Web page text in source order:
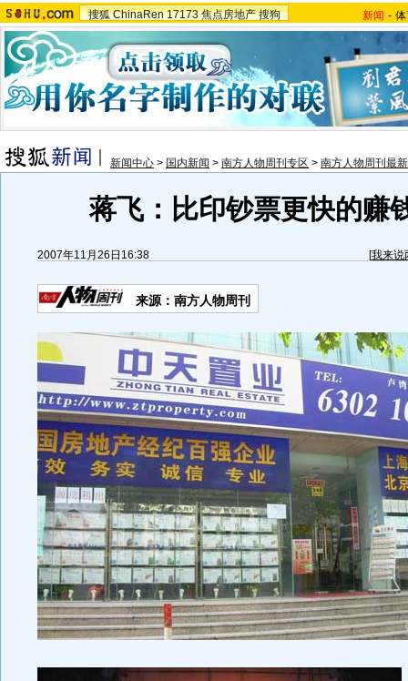
搜狐 ChinaRen 17173 焦点房地产 搜狗 新闻 -
新闻中心 > 国内新闻 > 南方人物周刊专区 > 南方人物周刊最新
蒋飞：比印钞票更快的赚
2007年11月26日16:38 [我来说
来源：南方人物周刊